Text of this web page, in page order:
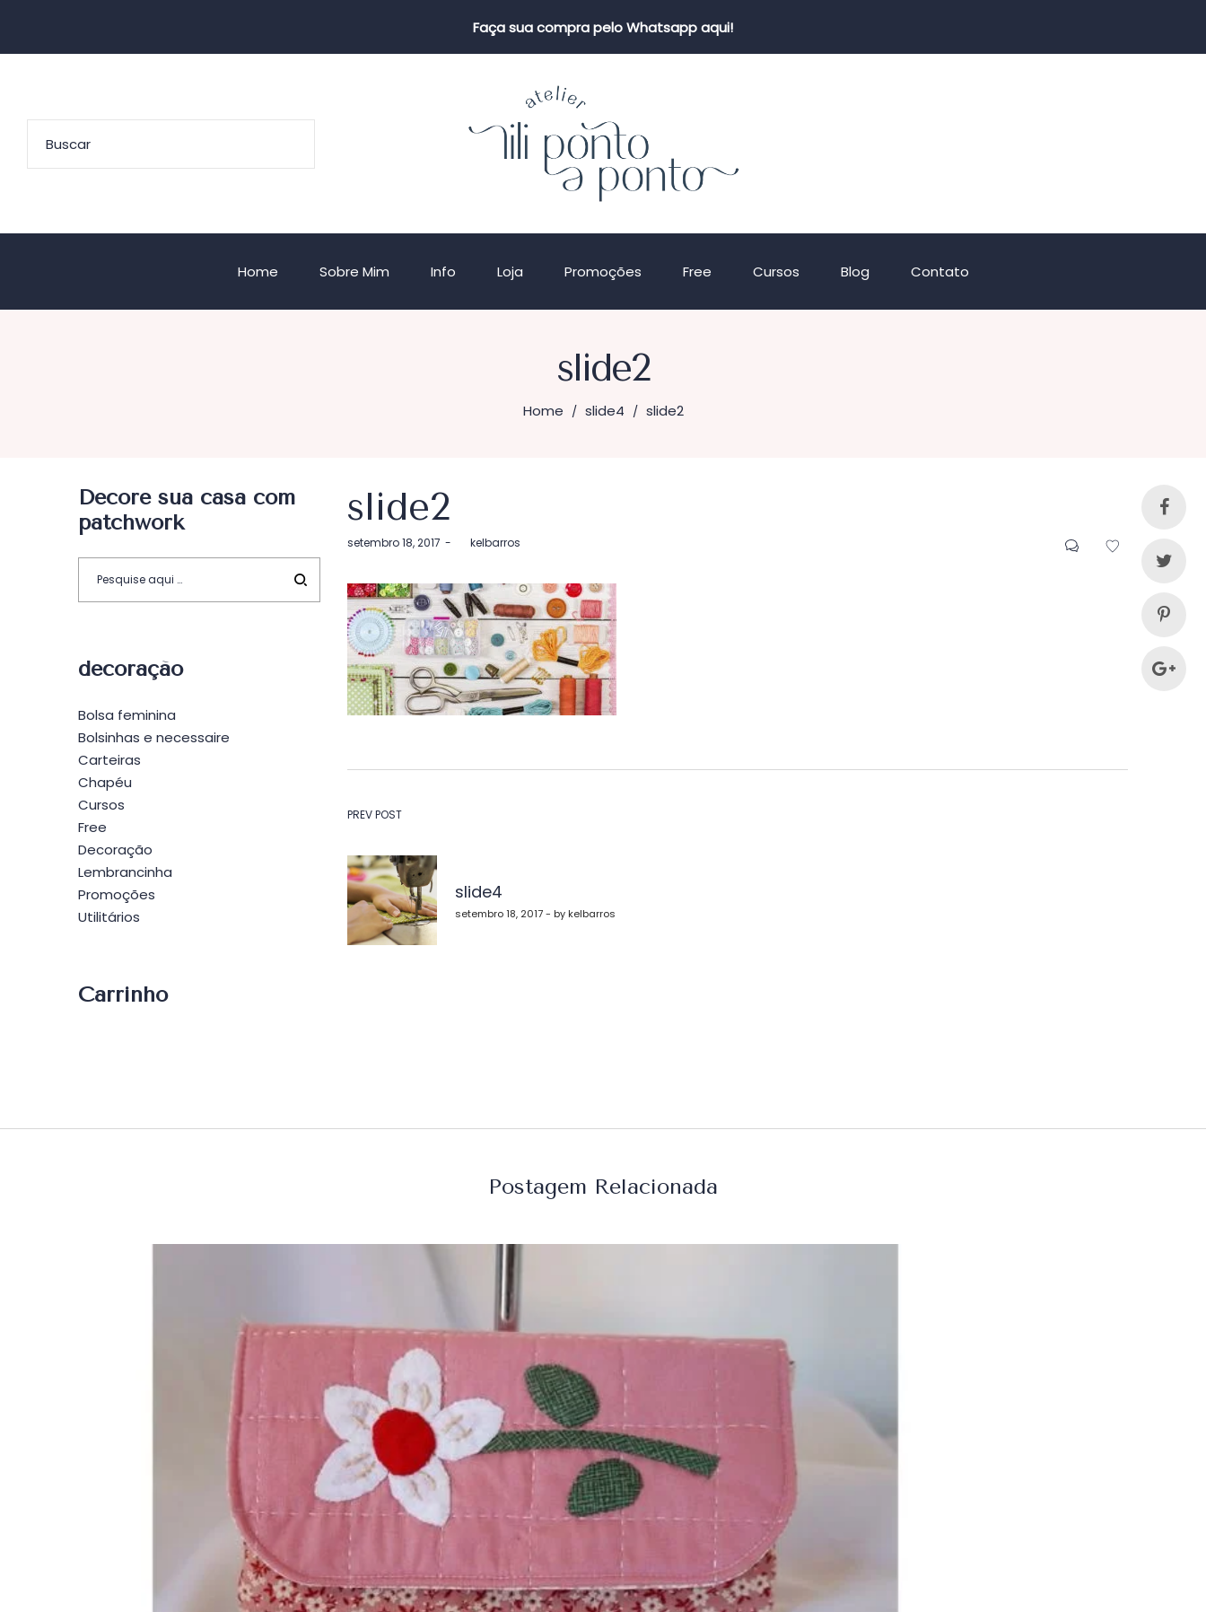
Faça sua compra pelo Whatsapp aqui!
Home Sobre Mim Info Loja Promoções Free Cursos Blog Contato
slide2
Home / slide4 / slide2
slide2
Postado
setembro 18, 2017 bykelbarros
Navegação
de
Post
PREV POST
slide4
setembro 18, 2017 - by kelbarros
Decore sua casa com
patchwork
decoração
Bolsa feminina
Bolsinhas e necessaire
Carteiras
Chapéu
Cursos
Free
Decoração
Lembrancinha
Promoções
Utilitários
Carrinho
Postagem Relacionada